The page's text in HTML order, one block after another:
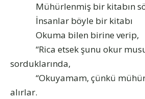
Mühürlenmiş bir kitabın
İnsanlar böyle bir kitabı
Okuma bilen birine verip,
“Rica etsek şunu okur
sorduklarında,
“Okuyamam, çünkü
alırlar.